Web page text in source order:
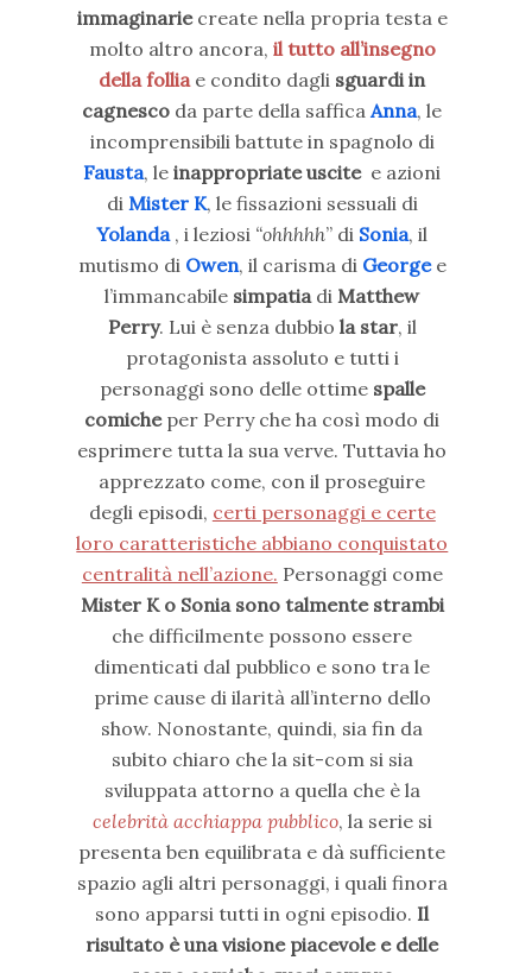
immaginariecreate nella propria testa e
molto altro ancora, il tutto all’insegno
della follia e condito dagli sguardi in
cagnesco da parte della safficaAnna, le
incomprensibili battute in spagnolo di
Fausta, leinappropriate uscitee azioni
di Mister K, le fissazioni sessuali di
Yolanda, i leziosi “ohhhhh” di Sonia, il
mutismo di Owen, il carisma di Georgee
l’immancabile simpatia di Matthew
Perry. Lui è senza dubbio la star, il
protagonista assoluto e tutti i
personaggi sono delle ottime spalle
comicheper Perry che ha così modo di
esprimere tutta la sua verve. Tuttavia ho
apprezzato come, con il proseguire
degli episodi, certi personaggi e certe
loro caratteristiche abbiano conquistato
centralità nell’azione. Personaggi come
Mister K o Sonia sono talmente strambi
che difficilmente possono essere
dimenticati dal pubblico e sono tra le
prime cause di ilarità all’interno dello
show. Nonostante, quindi, sia fin da
subito chiaro che la sit-com si sia
sviluppata attorno a quella che è la
celebrità acchiappa pubblico, la serie si
presenta ben equilibrata e dà sufficiente
spazio agli altri personaggi, i quali finora
sono apparsi tutti in ogni episodio. Il
risultato è una visione piacevole e delle